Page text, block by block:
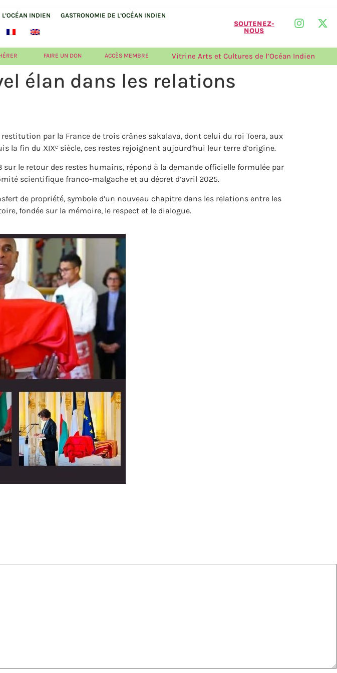
INDIEN GASTRONOMIE DE L’OCÉAN INDIEN
SOUTENEZ-
NOUS
FAIRE UN DON ACCÈS MEMBRE Vitrine Arts et Cultures de l’Océan Indien
élan dans les relations
par la France de trois crânes sakalava, dont celui du roi Toera, aux
fin du XIXᵉ siècle, ces restes rejoignent aujourd’hui leur terre d’origine.
le retour des restes humains, répond à la demande officielle formulée par
scientifique franco-malgache et au décret d’avril 2025.
de propriété, symbole d’un nouveau chapitre dans les relations entre les
fondée sur la mémoire, le respect et le dialogue.